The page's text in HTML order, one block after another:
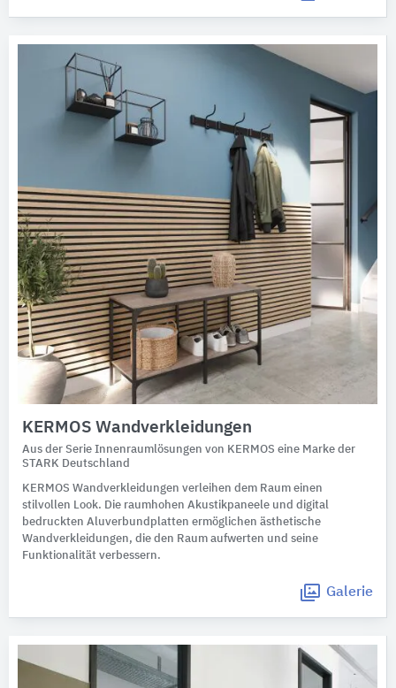
KERMOS Wandverkleidungen
Aus der Serie Innenraumlösungen von KERMOS eine Marke der
STARK Deutschland
KERMOS Wandverkleidungen verleihen dem Raum einen
stilvollen Look. Die raumhohen Akustikpaneele und digital
bedruckten Aluverbundplatten ermöglichen ästhetische
Wandverkleidungen, die den Raum aufwerten und seine
Funktionalität verbessern.
Galerie